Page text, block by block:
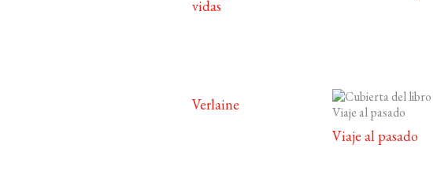
vidas
Verlaine
Viaje al pasado